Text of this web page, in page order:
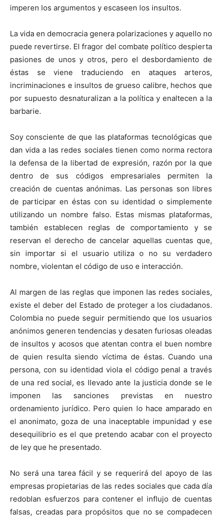
imperen los argumentos y escaseen los insultos.
La vida en democracia genera polarizaciones y aquello no
puede revertirse. El fragor del combate político despierta
pasiones de unos y otros, pero el desbordamiento de
éstas se viene traduciendo en ataques arteros,
incriminaciones e insultos de grueso calibre, hechos que
por supuesto desnaturalizan a la política y enaltecen a la
barbarie.
Soy consciente de que las plataformas tecnológicas que
dan vida a las redes sociales tienen como norma rectora
la defensa de la libertad de expresión, razón por la que
dentro de sus códigos empresariales permiten la
creación de cuentas anónimas. Las personas son libres
de participar en éstas con su identidad o simplemente
utilizando un nombre falso. Estas mismas plataformas,
también establecen reglas de comportamiento y se
reservan el derecho de cancelar aquellas cuentas que,
sin importar si el usuario utiliza o no su verdadero
nombre, violentan el código de uso e interacción.
Al margen de las reglas que imponen las redes sociales,
existe el deber del Estado de proteger a los ciudadanos.
Colombia no puede seguir permitiendo que los usuarios
anónimos generen tendencias y desaten furiosas oleadas
de insultos y acosos que atentan contra el buen nombre
de quien resulta siendo víctima de éstas. Cuando una
persona, con su identidad viola el código penal a través
de una red social, es llevado ante la justicia donde se le
imponen las sanciones previstas en nuestro
ordenamiento jurídico. Pero quien lo hace amparado en
el anonimato, goza de una inaceptable impunidad y ese
desequilibrio es el que pretendo acabar con el proyecto
de ley que he presentado.
No será una tarea fácil y se requerirá del apoyo de las
empresas propietarias de las redes sociales que cada día
redoblan esfuerzos para contener el influjo de cuentas
falsas, creadas para propósitos que no se compadecen